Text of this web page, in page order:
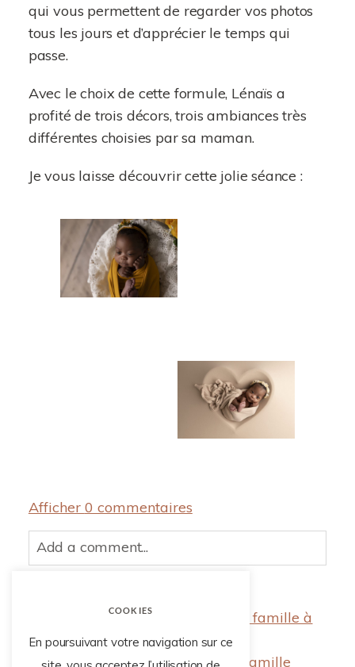
qui vous permettent de regarder vos photos
tous les jours et d’apprécier le temps qui
passe.
Avec le choix de cette formule, Lénaïs a
profité de trois décors, trois ambiances très
différentes choisies par sa maman.
Je vous laisse découvrir cette jolie séance :
Afficher 0 commentaires
Add a comment...
Required fields are marked *
Shooting nouveau-né garçon en famille à
Enghien les Bains
Une séance photo de bébé et sa famille
COOKIES
En poursuivant votre navigation sur ce